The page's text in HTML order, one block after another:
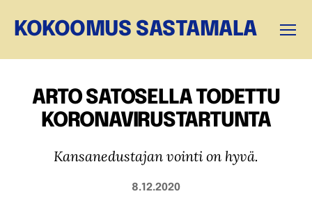
KOKOOMUS SASTAMALA
ARTO SATOSELLA TODETTU
KORONAVIRUSTARTUNTA
Kansanedustajan vointi on hyvä.
8.12.2020